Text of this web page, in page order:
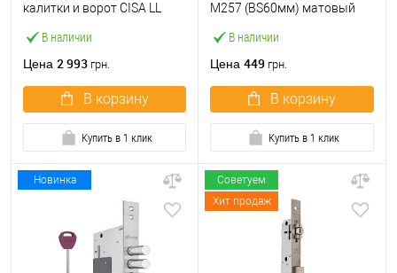
В наличии
калитки и ворот CISA LL
цилиндром C2000 60 мм и
Цена 2 993 грн.
В корзину
Купить в 1 клик
В наличии
M257 (BS60мм) матовый
Цена 449 грн.
В корзину
Купить в 1 клик
Новинка
Советуем
Хит продаж